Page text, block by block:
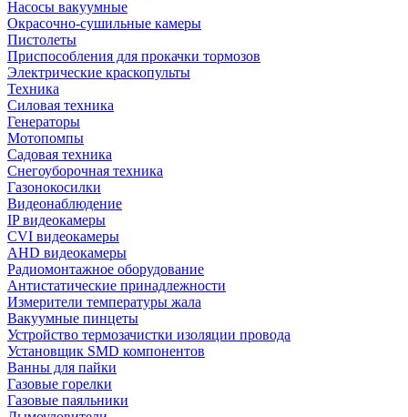
Насосы вакуумные
Окрасочно-сушильные камеры
Пистолеты
Приспособления для прокачки тормозов
Электрические краскопульты
Техника
Силовая техника
Генераторы
Мотопомпы
Садовая техника
Снегоуборочная техника
Газонокосилки
Видеонаблюдение
IP видеокамеры
CVI видеокамеры
AHD видеокамеры
Радиомонтажное оборудование
Антистатические принадлежности
Измерители температуры жала
Вакуумные пинцеты
Устройство термозачистки изоляции провода
Установщик SMD компонентов
Ванны для пайки
Газовые горелки
Газовые паяльники